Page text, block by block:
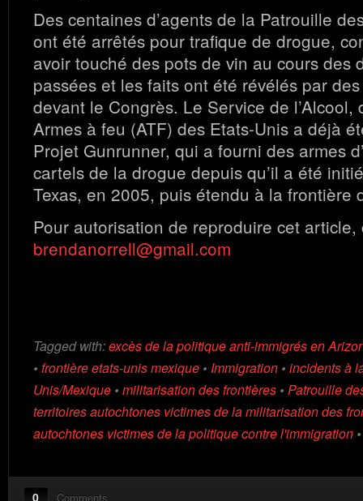
Des centaines d’agents de la Patrouille
ont été arrêtés pour trafique de drogue,
avoir touché des pots de vin au cours des
passées et les faits ont été révélés par
devant le Congrès. Le Service de l’Alcool,
Armes à feu (ATF) des Etats-Unis a déjà
Projet Gunrunner, qui a fourni des armes
cartels de la drogue depuis qu’il a été
Texas, en 2005, puis étendu à la frontière
Pour autorisation de reproduire cet article,
brendanorrell@gmail.com
Tagged with:excès de la politique anti-immigrés en
• frontière etats-unis mexique • Immigration • incidents à
Unis/Mexique • militarisation des frontières • Patrouille
territoires autochtones victimes de la militarisation des
autochtones victimes de la politique contre l'immigration
0 Comments